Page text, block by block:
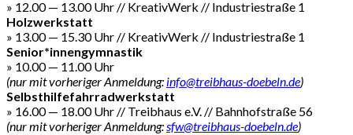
» 12.00 — 13.00 Uhr // KreativWerk // Industriestraße 1
Holzwerkstatt
» 13.00 — 15.30 Uhr // KreativWerk // Industriestraße 1
Senior*innengymnastik
» 10.00 — 11.00 Uhr
(nur mit vorheriger Anmeldung: info@treibhaus-doebeln.de)
Selbsthilfefahrradwerkstatt
» 16.00 — 18.00 Uhr // Treibhaus e.V. // Bahnhofstraße 56
(nur mit vorheriger Anmeldung:sfw@treibhaus-doebeln.de)